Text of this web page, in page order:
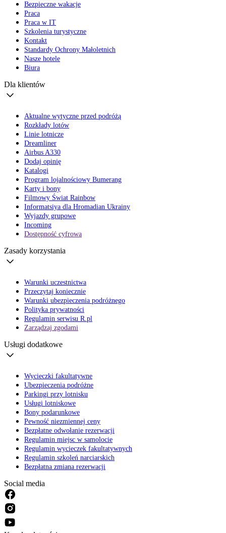
Bezpieczne wakacje
Praca
Praca w IT
Szkolenia turystyczne
Kontakt
Standardy Ochrony Małoletnich
Nasze hotele
Biura
Dla klientów
Aktualne wytyczne przed podróżą
Rozkłady lotów
Linie lotnicze
Dreamliner
Airbus A330
Dodaj opinię
Katalogi
Program lojalnościowy Bumerang
Karty i bony
Filmowy Świat Rainbow
Informatsiya dla Hromadian Ukrainy
Wyjazdy grupowe
Incoming
Dostępność cyfrowa
Zasady korzystania
Warunki uczestnictwa
Przeczytaj koniecznie
Warunki ubezpieczenia podróżnego
Polityka prywatności
Regulamin serwisu R.pl
Zarządzaj zgodami
Usługi dodatkowe
Wycieczki fakultatywne
Ubezpieczenia podróżne
Parkingi przy lotnisku
Usługi lotniskowe
Bony podarunkowe
Pewność niezmiennej ceny
Bezpłatne odwołanie rezerwacji
Regulamin miejsc w samolocie
Regulamin wycieczek fakultatywnych
Regulamin szkoleń narciarskich
Bezpłatna zmiana rezerwacji
Social media